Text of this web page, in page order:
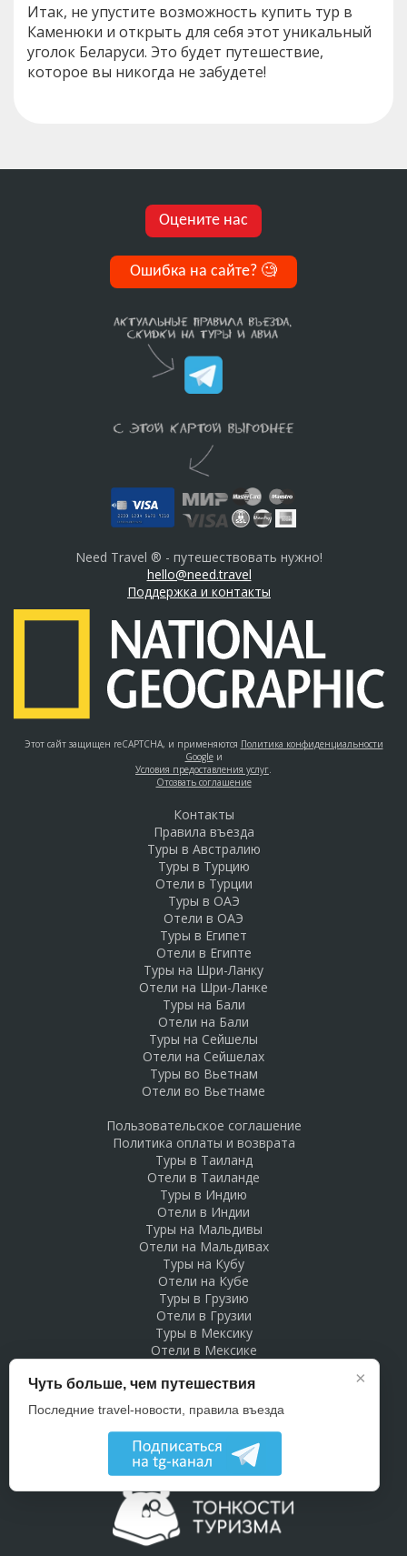
Итак, не упустите возможность купить тур в
Каменюки и открыть для себя этот уникальный
уголок Беларуси. Это будет путешествие,
которое вы никогда не забудете!
Оцените нас
Ошибка на сайте? 🧐
Need Travel ® - путешествовать нужно!
hello@need.travel
Поддержка и контакты
Этот сайт защищен reCAPTCHA, и применяются Политика конфиденциальности
Googleи
Условия предоставления услуг.
Отозвать соглашение
Контакты
Правила въезда
Туры в Австралию
Туры в Турцию
Отели в Турции
Туры в ОАЭ
Отели в ОАЭ
Туры в Египет
Отели в Египте
Туры на Шри-Ланку
Отели на Шри-Ланке
Туры на Бали
Отели на Бали
Туры на Сейшелы
Отели на Сейшелах
Туры во Вьетнам
Отели во Вьетнаме
Пользовательское соглашение
Политика оплаты и возврата
Туры в Таиланд
Отели в Таиланде
Туры в Индию
Отели в Индии
Туры на Мальдивы
Отели на Мальдивах
Туры на Кубу
Отели на Кубе
Туры в Грузию
Отели в Грузии
Туры в Мексику
Отели в Мексике
Отели в Доминикане
Отели в Беларуси
Рекламодателям
×
Чуть больше, чем путешествия
Последние travel-новости, правила въезда